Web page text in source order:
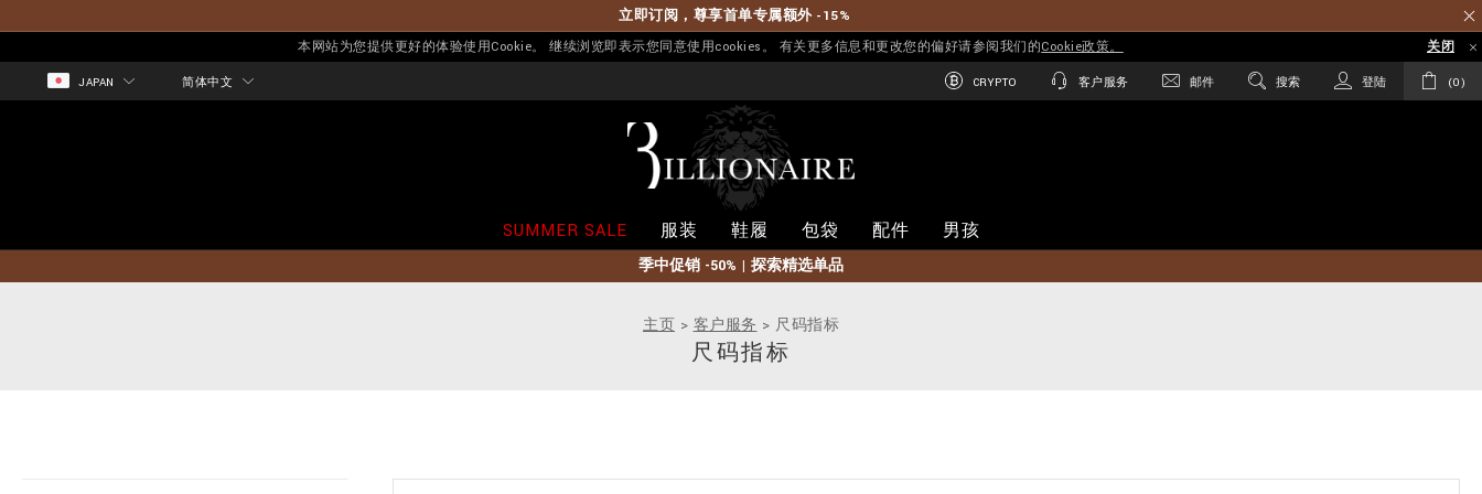
立即订阅，尊享首单专属额外 -15%
本网站为您提供更好的体验使用Cookie。 继续浏览即表示您同意使用cookies。 有关更多信息和更改您的偏好请参阅我们的Cookie政策。 关闭
JAPAN 简体中文 CRYPTO 客户服务 邮件 搜索 登陆 0
l
n
SUMMER SALE 服装 鞋履 包袋 配件 男孩
季中促销 -50% | 探索精选单品
主页 客户服务 尺码指标
尺码指标